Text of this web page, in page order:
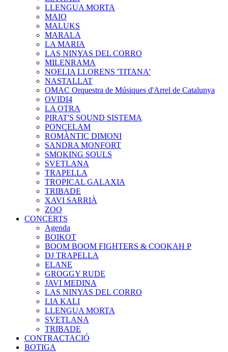
LLENGUA MORTA
MAIO
MALUKS
MARALA
LA MARIA
LAS NINYAS DEL CORRO
MILENRAMA
NOELIA LLORENS 'TITANA'
NASTALLAT
OMAC Orquestra de Músiques d'Arrel de Catalunya
OVIDI4
LA OTRA
PIRAT'S SOUND SISTEMA
PONCELAM
ROMÀNTIC DIMONI
SANDRA MONFORT
SMOKING SOULS
SVETLANA
TRAPELLA
TROPICAL GALAXIA
TRIBADE
XAVI SARRIÀ
ZOO
CONCERTS
Agenda
BOIKOT
BOOM BOOM FIGHTERS & COOKAH P
DJ TRAPELLA
ELANE
GROGGY RUDE
JAVI MEDINA
LAS NINYAS DEL CORRO
LIA KALI
LLENGUA MORTA
SVETLANA
TRIBADE
CONTRACTACIÓ
BOTIGA